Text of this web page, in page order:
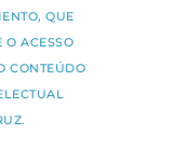
QUE
O ACESSO
CONTEÚDO